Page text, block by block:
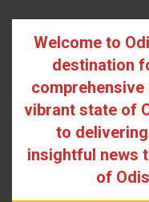
Welcome to
destination
vibrant state of
to
insightful news
of